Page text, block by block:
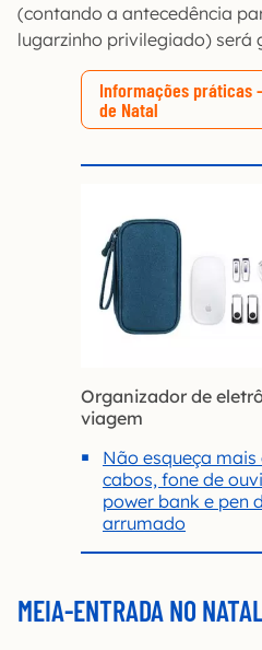
(contando a antecedência
lugarzinho privilegiado) será
Informações práticas
de Natal
Organizador de
viagem
Não esqueça
cabos, fone de
power bank e pen
arrumado
MEIA-ENTRADA NO